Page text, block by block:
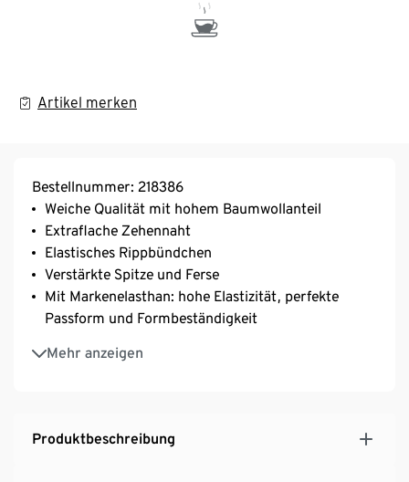
Artikel merken
Bestellnummer: 218386
Weiche Qualität mit hohem Baumwollanteil
Extraflache Zehennaht
Elastisches Rippbündchen
Verstärkte Spitze und Ferse
Mit Markenelasthan: hohe Elastizität, perfekte
Passform und Formbeständigkeit
Mehr anzeigen
Mit Bio-Baumwolle
Produktbeschreibung